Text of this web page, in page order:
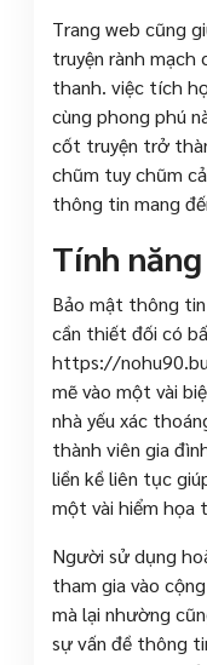
Trang web cũng
truyện rành mạch
thanh. việc tích
cùng phong phú
cốt truyện trở
chũm tuy chũm
thông tin mang
Tính
Bảo mật thông
cần thiết đối có
https://
mẽ vào một vài
nhà yếu xác
thành viên gia
liền kề liên tục
một vài hiểm họa
Người sử dụng
tham gia vào
mà lại nhường
sự vấn đề thông